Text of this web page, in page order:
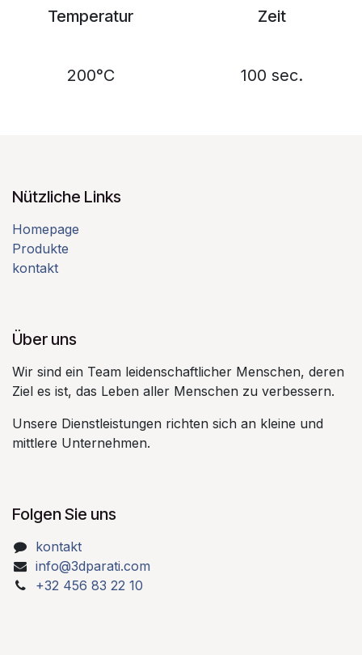
Temperatur
200°C
Zeit
100 sec.
Nützliche Links
Homepage
Produkte
kontakt
Über uns​
Wir sind ein Team leidenschaftlicher Menschen, deren
Ziel es ist, das Leben aller Menschen zu verbessern.​
Unsere Dienstleistungen richten sich an kleine und
mittlere Unternehmen.​
Folgen Sie uns
kontakt
info@3dparati.com
+32 456 83 22 10